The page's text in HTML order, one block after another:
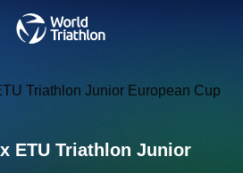
ETU Triathlon Junior